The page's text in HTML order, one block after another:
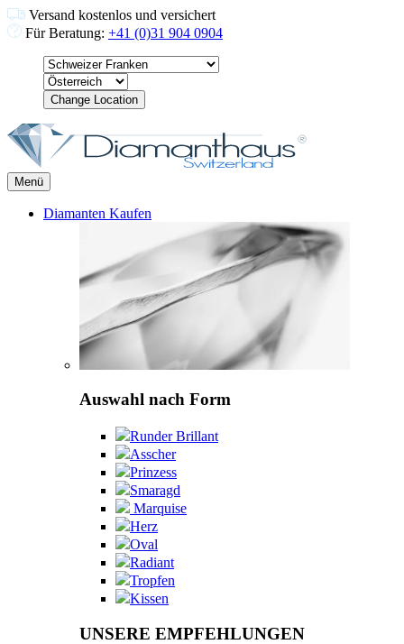
Versand kostenlos und versichert
Für Beratung: +41 (0)31 904 0904
Change Location
Menü
Diamanten Kaufen
Auswahl nach Form
Runder Brillant
Asscher
Prinzess
Smaragd
Marquise
Herz
Oval
Radiant
Tropfen
Kissen
UNSERE EMPFEHLUNGEN